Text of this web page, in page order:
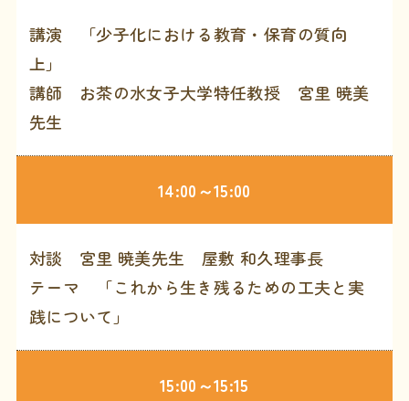
講演 「少子化における教育・保育の質向
上」
講師 お茶の水女子大学特任教授 宮里 暁美
先生
14:00～15:00
対談 宮里 暁美先生 屋敷 和久理事長
テーマ 「これから生き残るための工夫と実
践について」
15:00～15:15